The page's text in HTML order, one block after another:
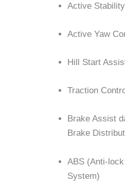
Active
Active Yaw
Hill Start
Traction
Brake Assist
Brake
ABS (Anti-
System)